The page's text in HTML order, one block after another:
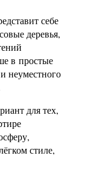
себе
деревья,
в простые
неуместного
для тех,
стиле,